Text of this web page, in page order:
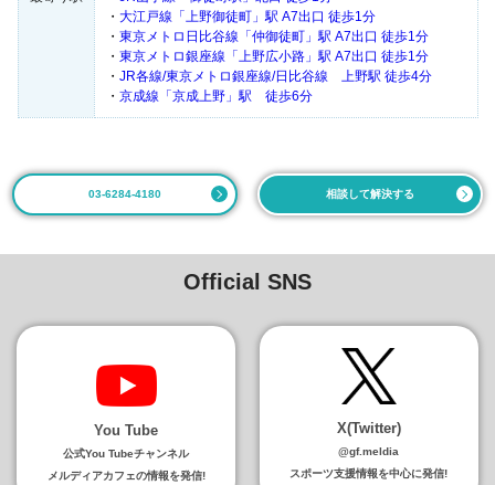
・ 大江戸線「上野御徒町」駅 A7出口 徒歩1分
・ 東京メトロ日比谷線「仲御徒町」駅 A7出口 徒歩1分
・ 東京メトロ銀座線「上野広小路」駅 A7出口 徒歩1分
・ JR各線/東京メトロ銀座線/日比谷線 上野駅 徒歩4分
・ 京成線「京成上野」駅 徒歩6分
03-6284-4180 相談して解決する
Official SNS
You Tube
公式You Tubeチャンネル
メルディアカフェの情報を発信!
X(Twitter)
@gf.meldia
スポーツ支援情報を中心に発信!